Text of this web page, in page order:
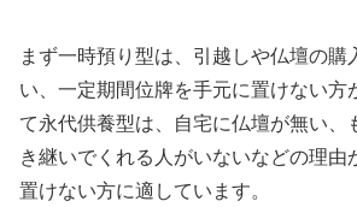
まず一時預り型は、引越しや仏壇の購
い、一定期間位牌を手元に置けない方
て永代供養型は、自宅に仏壇が無い、
き継いでくれる人がいないなどの理由
置けない方に適しています。